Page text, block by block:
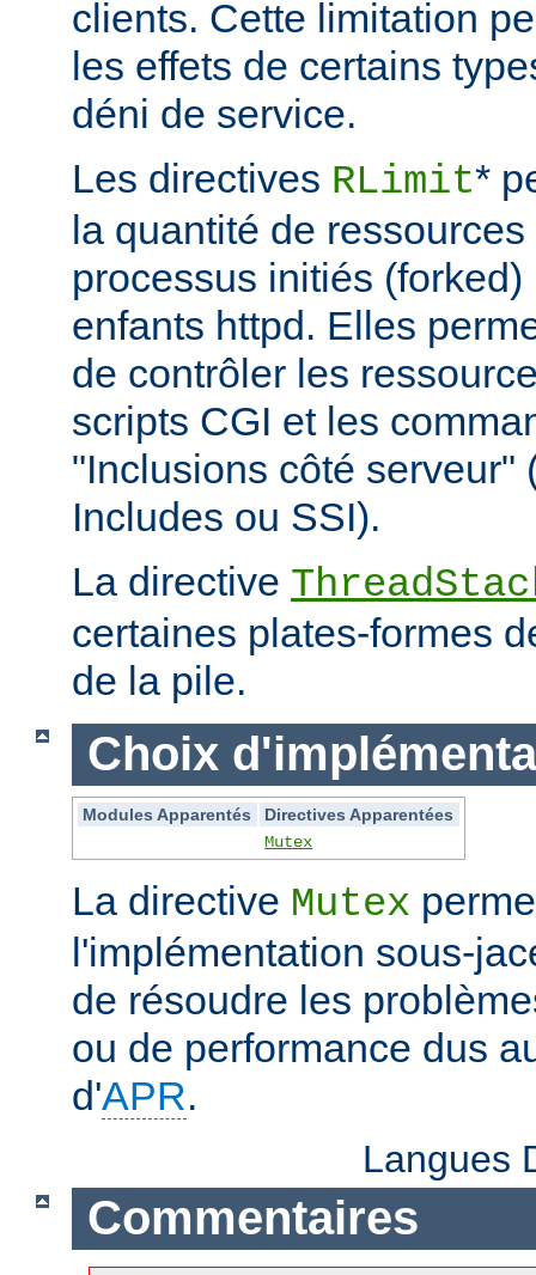
clients. Cette limitation
les effets de certains
déni de service.
Les directives RLimit*
la quantité de
processus initiés
enfants httpd. Elles
de contrôler les
scripts CGI et les
"Inclusions côté serveur"
Includes ou SSI).
La directive
certaines plates-formes
de la pile.
Choix
Modules Apparentés
Directives Apparentées
Mutex
La directive Mutex
l'implémentation sous-
de résoudre les
ou de performance dus
d'APR.
Langues
Commentaires